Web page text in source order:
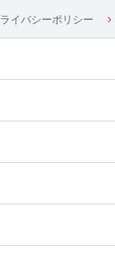
イバシーポリシー